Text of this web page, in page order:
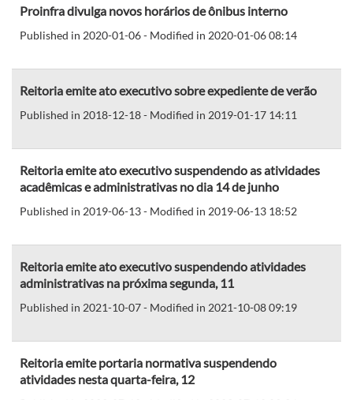
Proinfra divulga novos horários de ônibus interno
Published in 2020-01-06 - Modified in 2020-01-06 08:14
Reitoria emite ato executivo sobre expediente de verão
Published in 2018-12-18 - Modified in 2019-01-17 14:11
Reitoria emite ato executivo suspendendo as atividades
acadêmicas e administrativas no dia 14 de junho
Published in 2019-06-13 - Modified in 2019-06-13 18:52
Reitoria emite ato executivo suspendendo atividades
administrativas na próxima segunda, 11
Published in 2021-10-07 - Modified in 2021-10-08 09:19
Reitoria emite portaria normativa suspendendo
atividades nesta quarta-feira, 12